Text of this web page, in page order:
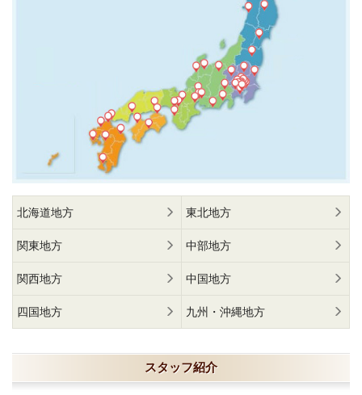
北海道地方 東北地方
関東地方 中部地方
関西地方 中国地方
四国地方 九州・沖縄地方
スタッフ紹介